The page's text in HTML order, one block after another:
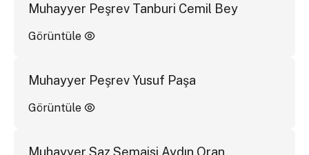
Muhayyer Peşrev Tanburi Cemil Bey
Görüntüle
Muhayyer Peşrev Yusuf Paşa
Görüntüle
Muhayyer Saz Semaisi Aydın Oran